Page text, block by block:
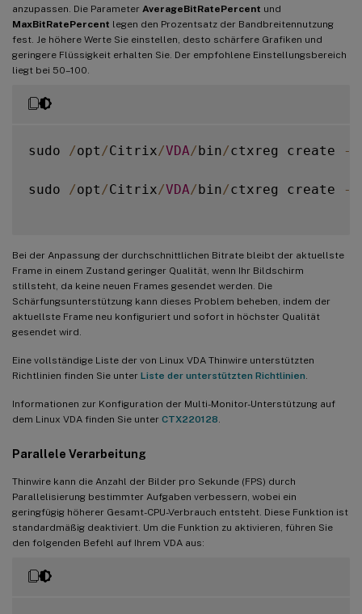
anzupassen. Die Parameter AverageBitRatePercent und
MaxBitRatePercent legen den Prozentsatz der Bandbreitennutzung
fest. Je höhere Werte Sie einstellen, desto schärfere Grafiken und
geringere Flüssigkeit erhalten Sie. Der empfohlene Einstellungsbereich
liegt bei 50–100.
sudo /opt /Citrix/VDA/bin/ctxreg create -
sudo /opt /Citrix/VDA/bin/ctxreg create -
Bei der Anpassung der durchschnittlichen Bitrate bleibt der aktuellste
Frame in einem Zustand geringer Qualität, wenn Ihr Bildschirm
stillsteht, da keine neuen Frames gesendet werden. Die
Schärfungsunterstützung kann dieses Problem beheben, indem der
aktuellste Frame neu konfiguriert und sofort in höchster Qualität
gesendet wird.
Eine vollständige Liste der von Linux VDA Thinwire unterstützten
Richtlinien finden Sie unter Liste der unterstützten Richtlinien
Informationen zur Konfiguration der Multi-Monitor-Unterstützung auf
dem Linux VDA finden Sie unter CTX220128
Parallele Verarbeitung
Thinwire kann die Anzahl der Bilder pro Sekunde (FPS) durch
Parallelisierung bestimmter Aufgaben verbessern, wobei ein
geringfügig höherer Gesamt-CPU-Verbrauch entsteht. Diese Funktion ist
standardmäßig deaktiviert. Um die Funktion zu aktivieren, führen Sie
den folgenden Befehl auf Ihrem VDA aus: